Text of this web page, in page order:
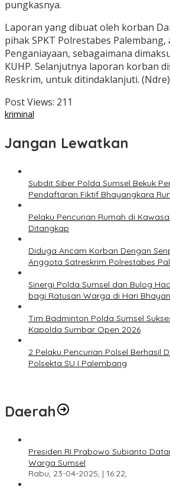
pungkasnya.
Laporan yang dibuat oleh korban
pihak SPKT Polrestabes
Penganiayaan, sebagaimana
KUHP. Selanjutnya laporan korban
Reskrim, untuk ditindaklanjuti. (Ndre)
Post Views: 211
kriminal
Jangan Lewatkan
Subdit Siber Polda Sumsel Bekuk
Pendaftaran Fiktif Bhayangkara
Pelaku Pencurian Rumah di
Ditangkap
Diduga Ancam Korban Dengan
Anggota Satreskrim Polrestabes
Sinergi Polda Sumsel dan Bulog
bagi Ratusan Warga di Hari
Tim Badminton Polda Sumsel
Kapolda Sumbar Open 2026
2 Pelaku Pencurian Polsel Berhasil
Polsekta SU I Palembang
Daerah
Presiden RI Prabowo Subianto
Warga Sumsel
Rabu, 23-04-2025, | 16:22,